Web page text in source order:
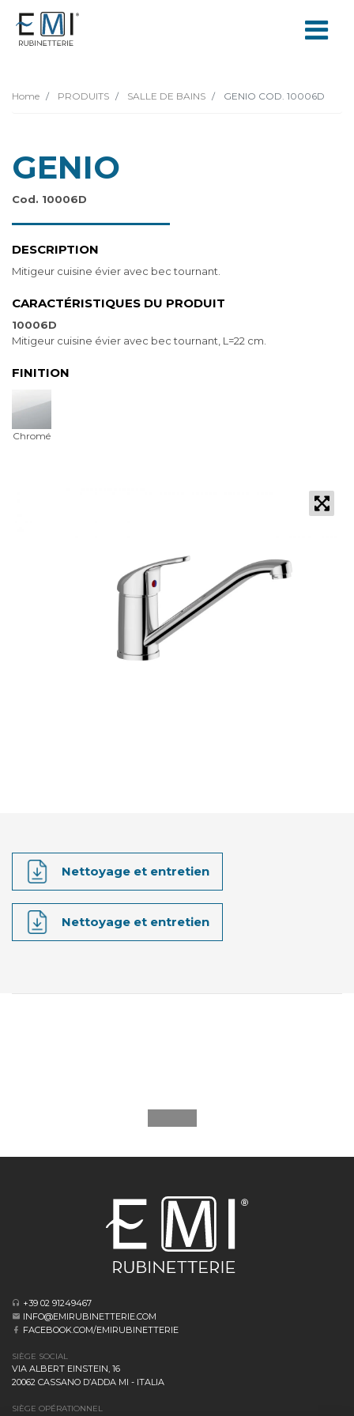
Home PRODUITS SALLE DE BAINS GENIO COD. 10006D
GENIO
Cod. 10006D
DESCRIPTION
Mitigeur cuisine évier avec bec tournant.
CARACTÉRISTIQUES DU PRODUIT
10006D
Mitigeur cuisine évier avec bec tournant, L=22 cm.
FINITION
Chromé
Nettoyage et entretien
Nettoyage et entretien
+39 02 91249467
INFO@EMIRUBINETTERIE.COM
FACEBOOK.COM/EMIRUBINETTERIE
SIÈGE SOCIAL
VIA ALBERT EINSTEIN, 16
20062 CASSANO D’ADDA MI - ITALIA
SIÈGE OPÉRATIONNEL